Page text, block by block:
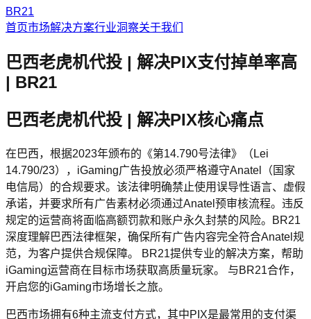
BR21
首页市场解决方案行业洞察关于我们
巴西老虎机代投 | 解决PIX支付掉单率高
| BR21
巴西老虎机代投 | 解决PIX核心痛点
在巴西，根据2023年颁布的《第14.790号法律》（Lei
14.790/23），iGaming广告投放必须严格遵守Anatel（国家
电信局）的合规要求。该法律明确禁止使用误导性语言、虚假
承诺，并要求所有广告素材必须通过Anatel预审核流程。违反
规定的运营商将面临高额罚款和账户永久封禁的风险。BR21
深度理解巴西法律框架，确保所有广告内容完全符合Anatel规
范，为客户提供合规保障。 BR21提供专业的解决方案，帮助
iGaming运营商在目标市场获取高质量玩家。 与BR21合作，
开启您的iGaming市场增长之旅。
巴西市场拥有6种主流支付方式，其中PIX是最常用的支付渠